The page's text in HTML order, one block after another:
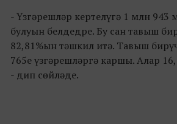
- Үзгәрешләр кертелүгә 1 млн 943
булуын белдедре. Бу сан тавыш
82,81%ын тәшкил итә. Тавыш
765е үзгәрешләргә каршы. Алар
- дип сөйләде.